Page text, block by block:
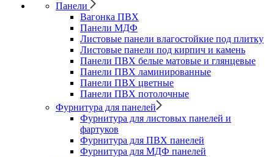
Панели
Вагонка ПВХ
Панели МДФ
Листовые панели влагостойкие под плитку
Листовые панели под кирпич и камень
Панели ПВХ белые матовые и глянцевые
Панели ПВХ ламинированные
Панели ПВХ цветные
Панели ПВХ потолочные
Фурнитура для панелей
Фурнитура для листовых панелей и
фартуков
Фурнитура для ПВХ панелей
Фурнитура для МДФ панелей